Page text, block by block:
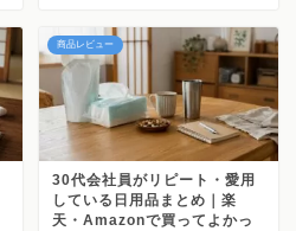
商品レビュー
30代会社員がリピート・愛用
している日用品まとめ｜楽
天・Amazonで買ってよかっ